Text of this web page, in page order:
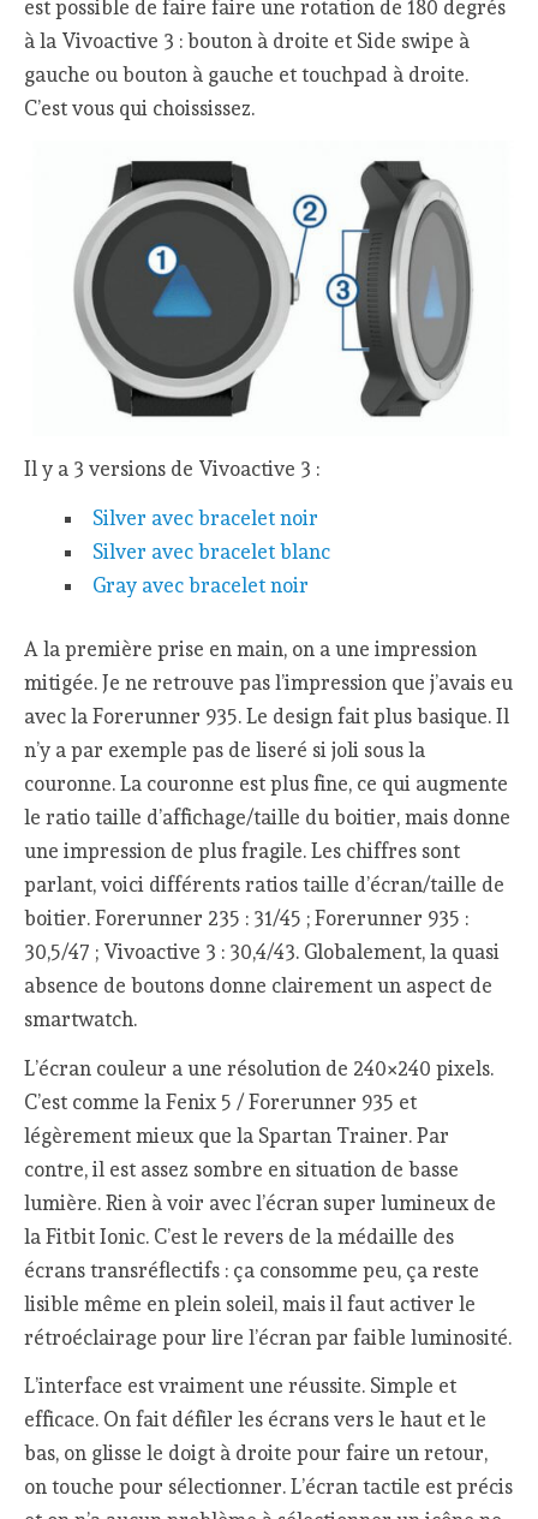
est possible de faire faire une rotation de 180 degrés
à la Vivoactive 3 : bouton à droite et Side swipe à
gauche ou bouton à gauche et touchpad à droite.
C’est vous qui choississez.
Il y a 3 versions de Vivoactive 3 :
Silver avec bracelet noir
Silver avec bracelet blanc
Gray avec bracelet noir
A la première prise en main, on a une impression
mitigée. Je ne retrouve pas l’impression que j’avais eu
avec la Forerunner 935. Le design fait plus basique. Il
n’y a par exemple pas de liseré si joli sous la
couronne. La couronne est plus fine, ce qui augmente
le ratio taille d’affichage/taille du boitier, mais donne
une impression de plus fragile. Les chiffres sont
parlant, voici différents ratios taille d’écran/taille de
boitier. Forerunner 235 : 31/45 ; Forerunner 935 :
30,5/47 ; Vivoactive 3 : 30,4/43. Globalement, la quasi
absence de boutons donne clairement un aspect de
smartwatch.
L’écran couleur a une résolution de 240×240 pixels.
C’est comme la Fenix 5 / Forerunner 935 et
légèrement mieux que la Spartan Trainer. Par
contre, il est assez sombre en situation de basse
lumière. Rien à voir avec l’écran super lumineux de
la Fitbit Ionic. C’est le revers de la médaille des
écrans transréflectifs : ça consomme peu, ça reste
lisible même en plein soleil, mais il faut activer le
rétroéclairage pour lire l’écran par faible luminosité.
L’interface est vraiment une réussite. Simple et
efficace. On fait défiler les écrans vers le haut et le
bas, on glisse le doigt à droite pour faire un retour,
on touche pour sélectionner. L’écran tactile est précis